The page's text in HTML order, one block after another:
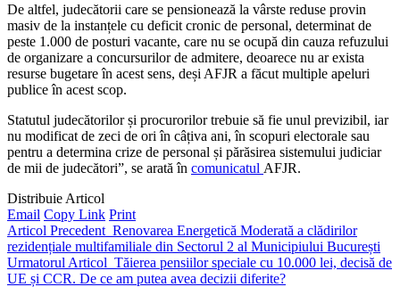
De altfel, judecătorii care se pensionează la vârste reduse provin
masiv de la instanțele cu deficit cronic de personal, determinat de
peste 1.000 de posturi vacante, care nu se ocupă din cauza refuzului
de organizare a concursurilor de admitere, deoarece nu ar exista
resurse bugetare în acest sens, deși AFJR a făcut multiple apeluri
publice în acest scop.
Statutul judecătorilor și procurorilor trebuie să fie unul previzibil, iar
nu modificat de zeci de ori în câțiva ani, în scopuri electorale sau
pentru a determina crize de personal și părăsirea sistemului judiciar
de mii de judecători”, se arată în comunicatul AFJR.
Distribuie Articol
Email Copy Link Print
Articol Precedent Renovarea Energetică Moderată a clădirilor
rezidențiale multifamiliale din Sectorul 2 al Municipiului București
Urmatorul Articol Tăierea pensiilor speciale cu 10.000 lei, decisă de
UE și CCR. De ce am putea avea decizii diferite?